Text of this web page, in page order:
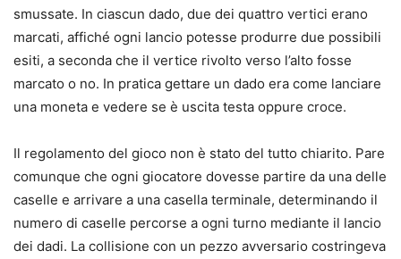
smussate. In ciascun dado, due dei quattro vertici erano
marcati, affiché ogni lancio potesse produrre due possibili
esiti, a seconda che il vertice rivolto verso l’alto fosse
marcato o no. In pratica gettare un dado era come lanciare
una moneta e vedere se è uscita testa oppure croce.
Il regolamento del gioco non è stato del tutto chiarito. Pare
comunque che ogni giocatore dovesse partire da una delle
caselle e arrivare a una casella terminale, determinando il
numero di caselle percorse a ogni turno mediante il lancio
dei dadi. La collisione con un pezzo avversario costringeva